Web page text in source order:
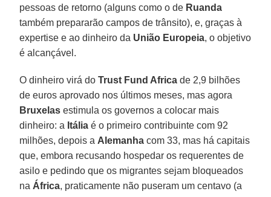
pessoas de retorno (alguns como o de Ruanda
também prepararão campos de trânsito), e, graças à
expertise e ao dinheiro da União Europeia, o objetivo
é alcançável.
O dinheiro virá doTrust Fund Africa de 2,9 bilhões
de euros aprovado nos últimos meses, mas agora
Bruxelas estimula os governos a colocar mais
dinheiro: a Itália é o primeiro contribuinte com 92
milhões, depois a Alemanha com 33, mas há capitais
que, embora recusando hospedar os requerentes de
asilo e pedindo que os migrantes sejam bloqueados
na África, praticamente não puseram um centavo (a